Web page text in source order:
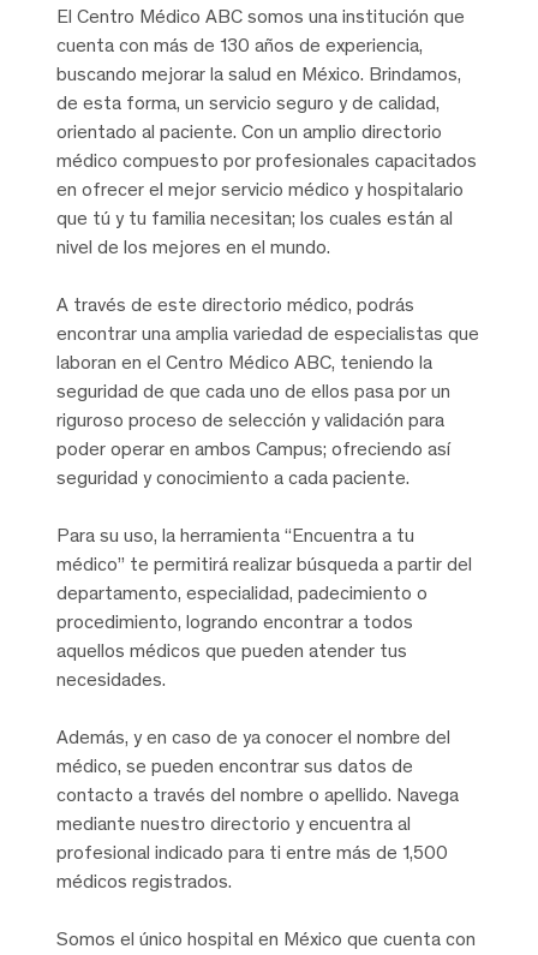
El Centro Médico ABC somos una institución que
cuenta con más de 130 años de experiencia,
buscando mejorar la salud en México. Brindamos,
de esta forma, un servicio seguro y de calidad,
orientado al paciente. Con un amplio directorio
médico compuesto por profesionales capacitados
en ofrecer el mejor servicio médico y hospitalario
que tú y tu familia necesitan; los cuales están al
nivel de los mejores en el mundo.
A través de este directorio médico, podrás
encontrar una amplia variedad de especialistas que
laboran en el Centro Médico ABC, teniendo la
seguridad de que cada uno de ellos pasa por un
riguroso proceso de selección y validación para
poder operar en ambos Campus; ofreciendo así
seguridad y conocimiento a cada paciente.
Para su uso, la herramienta “Encuentra a tu
médico” te permitirá realizar búsqueda a partir del
departamento, especialidad, padecimiento o
procedimiento, logrando encontrar a todos
aquellos médicos que pueden atender tus
necesidades.
Además, y en caso de ya conocer el nombre del
médico, se pueden encontrar sus datos de
contacto a través del nombre o apellido. Navega
mediante nuestro directorio y encuentra al
profesional indicado para ti entre más de 1,500
médicos registrados.
Somos el único hospital en México que cuenta con